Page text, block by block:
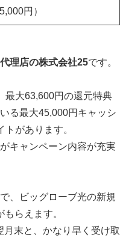
円）
理店の株式会社25です。
最大63,600円の還元特典
る最大45,000円キャッシ
があります。
キャンペーン内容が充実
、ビッグローブ光の新規
らえます。
末と、かなり早く受け取